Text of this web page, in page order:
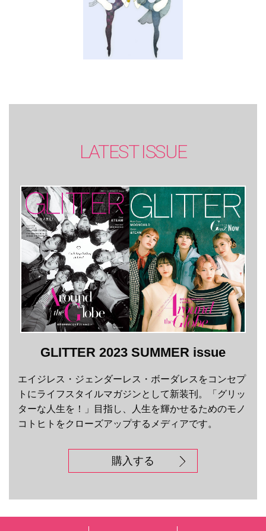
LATEST ISSUE
GLITTER 2023 SUMMER issue
エイジレス・ジェンダーレス・ボーダレスをコンセプ
トにライフスタイルマガジンとして新装刊。「グリッ
ターな人生を！」目指し、人生を輝かせるためのモノ
コトヒトをクローズアップするメディアです。
購入する